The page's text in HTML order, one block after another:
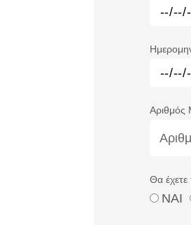
Αριθμός
Θα έχετε
ΝΑΙ